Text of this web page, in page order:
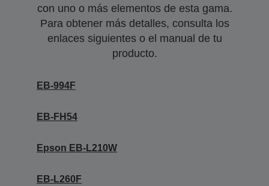
con uno o más elementos de esta gama.
Para obtener más detalles, consulta los
enlaces siguientes o el manual de tu
producto.
EB-994F
EB-FH54
Epson EB-L210W
EB-L260F